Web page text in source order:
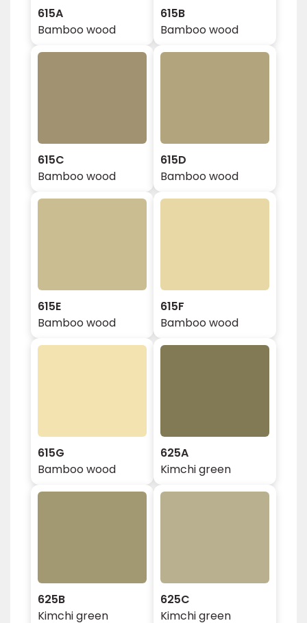
615A
Bamboo wood
615B
Bamboo wood
615C
Bamboo wood
615D
Bamboo wood
615E
Bamboo wood
615F
Bamboo wood
615G
Bamboo wood
625A
Kimchi green
625B
Kimchi green
625C
Kimchi green